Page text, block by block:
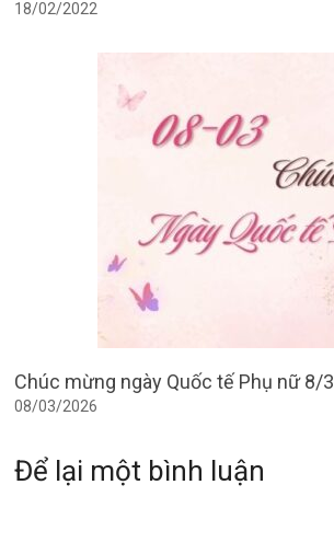
18/02/2022
Chúc mừng ngày Quốc tế Phụ nữ 8/3
08/03/2026
Để lại một bình luận